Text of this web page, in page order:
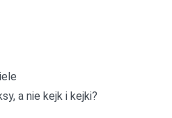
a nie kejk i kejki?